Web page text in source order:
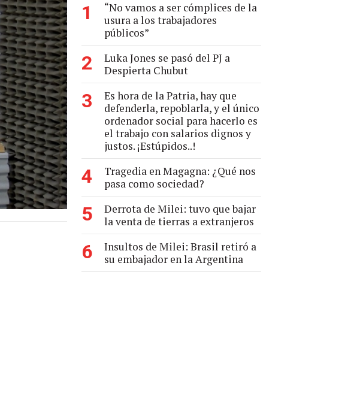
1
“No vamos a ser cómplices de la
usura a los trabajadores
públicos”
2
Luka Jones se pasó del PJ a
Despierta Chubut
3
Es hora de la Patria, hay que
defenderla, repoblarla, y el único
ordenador social para hacerlo es
el trabajo con salarios dignos y
justos. ¡Estúpidos..!
4
Tragedia en Magagna: ¿Qué nos
pasa como sociedad?
5
Derrota de Milei: tuvo que bajar
la venta de tierras a extranjeros
6
Insultos de Milei: Brasil retiró a
su embajador en la Argentina